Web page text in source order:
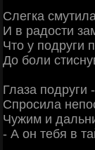
Слегка
И в радости
Что у подруги
До боли
Глаза
Спросила
Чужим и
- А он тебя в